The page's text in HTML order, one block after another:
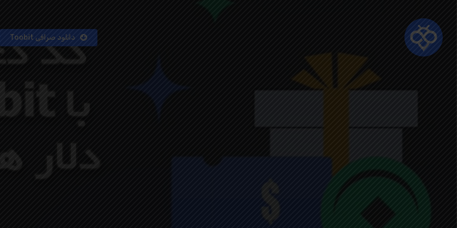
main
content
دانلود صرافی Toobit